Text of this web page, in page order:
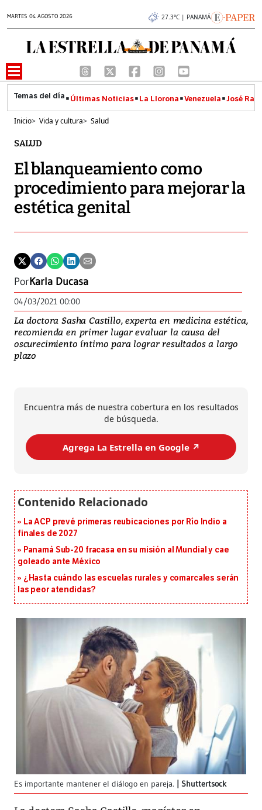
MARTES 04 AGOSTO 2026 27.3°C | PANAMÁ
Últimas Noticias La Llorona Venezuela José
Inicio> Vida y cultura> Salud
SALUD
El blanqueamiento como
procedimiento para mejorar la
estética genital
PorKarla Ducasa
04/03/2021 00:00
La doctora Sasha Castillo, experta en medicina estética,
recomienda en primer lugar evaluar la causa del
oscurecimiento íntimo para lograr resultados a largo
plazo
Encuentra más de nuestra cobertura en los resultados
de búsqueda.
Agrega La Estrella en Google ↗️
La ACP prevé primeras reubicaciones por Río Indio a
finales de 2027
Panamá Sub-20 fracasa en su misión al Mundial y cae
goleado ante México
¿Hasta cuándo las escuelas rurales y comarcales serán
las peor atendidas?
Es importante mantener el diálogo en pareja. Shuttertsock